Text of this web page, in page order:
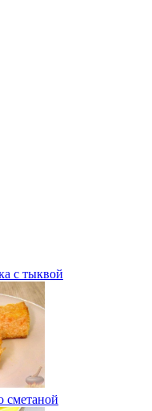
с тыквой
сметаной